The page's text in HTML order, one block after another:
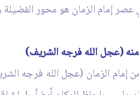
عصر إمام الزمان هو محور
(عجل الله فرجه الشريف)
إمام الزمان (عجل الله فرجه